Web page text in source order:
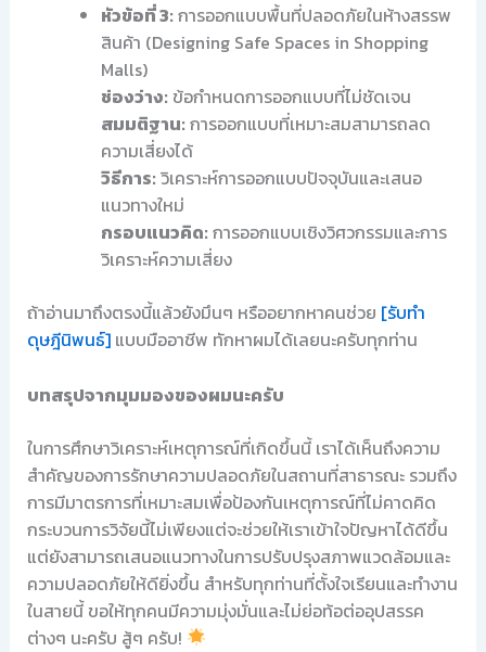
หัวข้อที่ 3: การออกแบบพื้นที่ปลอดภัยในห้างสรรพ
สินค้า (Designing Safe Spaces in Shopping
Malls)
ช่องว่าง: ข้อกำหนดการออกแบบที่ไม่ชัดเจน
สมมติฐาน: การออกแบบที่เหมาะสมสามารถลด
ความเสี่ยงได้
วิธีการ: วิเคราะห์การออกแบบปัจจุบันและเสนอ
แนวทางใหม่
กรอบแนวคิด: การออกแบบเชิงวิศวกรรมและการ
วิเคราะห์ความเสี่ยง
ถ้าอ่านมาถึงตรงนี้แล้วยังมึนๆ หรืออยากหาคนช่วย [รับทำ
ดุษฎีนิพนธ์]แบบมืออาชีพ ทักหาผมได้เลยนะครับทุกท่าน
บทสรุปจากมุมมองของผมนะครับ
ในการศึกษาวิเคราะห์เหตุการณ์ที่เกิดขึ้นนี้ เราได้เห็นถึงความ
สำคัญของการรักษาความปลอดภัยในสถานที่สาธารณะ รวมถึง
การมีมาตรการที่เหมาะสมเพื่อป้องกันเหตุการณ์ที่ไม่คาดคิด
กระบวนการวิจัยนี้ไม่เพียงแต่จะช่วยให้เราเข้าใจปัญหาได้ดีขึ้น
แต่ยังสามารถเสนอแนวทางในการปรับปรุงสภาพแวดล้อมและ
ความปลอดภัยให้ดียิ่งขึ้น สำหรับทุกท่านที่ตั้งใจเรียนและทำงาน
ในสายนี้ ขอให้ทุกคนมีความมุ่งมั่นและไม่ย่อท้อต่ออุปสรรค
ต่างๆ นะครับ สู้ๆ ครับ!